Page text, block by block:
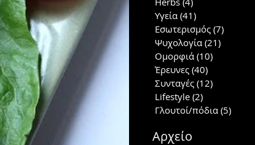
Υγεία (41)
Εσωτερισμός (7)
Ψυχολογία (21)
Ομορφιά (10)
Έρευνες (40)
Συνταγές (12)
Lifestyle (2)
Γλουτοί/πόδια (5)
Αρχείο